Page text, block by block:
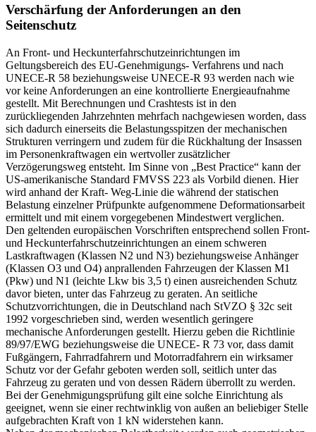
Verschärfung der Anforderungen an den
Seitenschutz
An Front- und Heckunterfahrschutzeinrichtungen im
Geltungsbereich des EU-Genehmigungs- Verfahrens und nach
UNECE-R 58 beziehungsweise UNECE-R 93 werden nach wie
vor keine Anforderungen an eine kontrollierte Energieaufnahme
gestellt. Mit Berechnungen und Crashtests ist in den
zurückliegenden Jahrzehnten mehrfach nachgewiesen worden, dass
sich dadurch einerseits die Belastungsspitzen der mechanischen
Strukturen verringern und zudem für die Rückhaltung der Insassen
im Personenkraftwagen ein wertvoller zusätzlicher
Verzögerungsweg entsteht. Im Sinne von „Best Practice“ kann der
US-amerikanische Standard FMVSS 223 als Vorbild dienen. Hier
wird anhand der Kraft- Weg-Linie die während der statischen
Belastung einzelner Prüfpunkte aufgenommene Deformationsarbeit
ermittelt und mit einem vorgegebenen Mindestwert verglichen.
Den geltenden europäischen Vorschriften entsprechend sollen Front-
und Heckunterfahrschutzeinrichtungen an einem schweren
Lastkraftwagen (Klassen N2 und N3) beziehungsweise Anhänger
(Klassen O3 und O4) anprallenden Fahrzeugen der Klassen M1
(Pkw) und N1 (leichte Lkw bis 3,5 t) einen ausreichenden Schutz
davor bieten, unter das Fahrzeug zu geraten. An seitliche
Schutzvorrichtungen, die in Deutschland nach StVZO § 32c seit
1992 vorgeschrieben sind, werden wesentlich geringere
mechanische Anforderungen gestellt. Hierzu geben die Richtlinie
89/97/EWG beziehungsweise die UNECE- R 73 vor, dass damit
Fußgängern, Fahrradfahrern und Motorradfahrern ein wirksamer
Schutz vor der Gefahr geboten werden soll, seitlich unter das
Fahrzeug zu geraten und von dessen Rädern überrollt zu werden.
Bei der Genehmigungsprüfung gilt eine solche Einrichtung als
geeignet, wenn sie einer rechtwinklig von außen an beliebiger Stelle
aufgebrachten Kraft von 1 kN widerstehen kann.